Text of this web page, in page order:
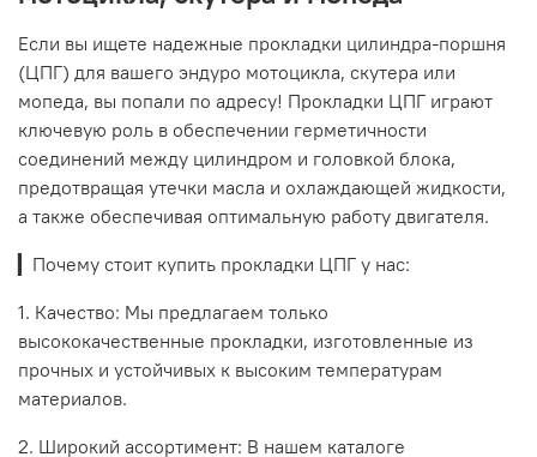
Если вы ищете надежные прокладки цилиндра-поршня
(ЦПГ) для вашего эндуро мотоцикла, скутера или
мопеда, вы попали по адресу! Прокладки ЦПГ играют
ключевую роль в обеспечении герметичности
соединений между цилиндром и головкой блока,
предотвращая утечки масла и охлаждающей жидкости,
а также обеспечивая оптимальную работу двигателя.
▎Почему стоит купить прокладки ЦПГ у нас:
1. Качество: Мы предлагаем только
высококачественные прокладки, изготовленные из
прочных и устойчивых к высоким температурам
материалов.
2. Широкий ассортимент: В нашем каталоге